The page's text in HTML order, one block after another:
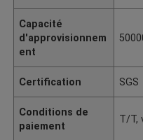
Capacité
d'approvisionnem
ent
Certification SGS
Conditions de
paiement
T/T,